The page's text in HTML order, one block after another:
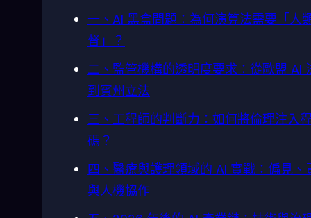
一、AI 黑盒問題：為何演算法需要「人
督」？
二、監管機構的透明度要求：從歐盟 AI
到賓州立法
三、工程師的判斷力：如何將倫理注入
碼？
四、醫療與護理領域的 AI 實戰：偏見、
與人機協作